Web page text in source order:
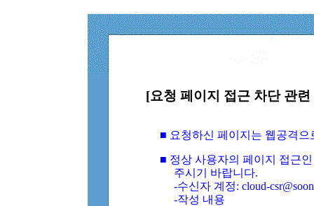
[요청 페이지 접근 차단 관
■ 요청하신 페이지는 웹공격
■ 정상 사용자의 페이지 접근
주시기 바랍니다.
-수신자 계정: cloud-
-작성 내용